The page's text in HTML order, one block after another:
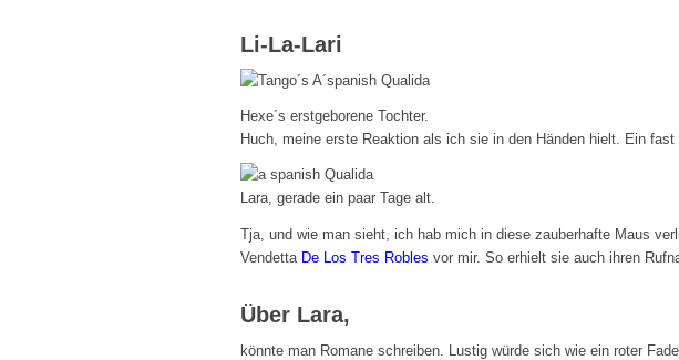
Li-La-Lari
Hexe´s erstgeborene Tochter.
Huch, meine erste Reaktion als ich sie in den Händen hielt. Ein
Lara, gerade ein paar Tage alt.
Tja, und wie man sieht, ich hab mich in diese zauberhafte Maus
Vendetta De Los Tres Robles vor mir. So erhielt sie auch ihren
Über Lara,
könnte man Romane schreiben. Lustig würde sich wie ein roter